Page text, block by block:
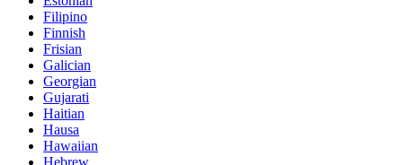
Filipino
Finnish
Frisian
Galician
Georgian
Gujarati
Haitian
Hausa
Hawaiian
Hebrew